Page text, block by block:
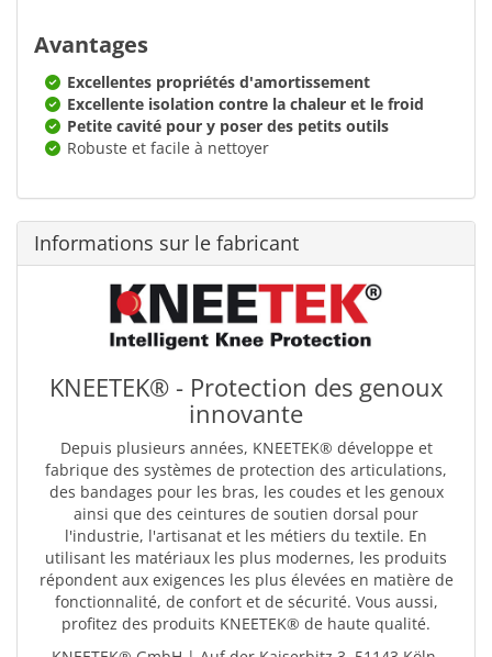
Avantages
Excellentes propriétés d'amortissement
Excellente isolation contre la chaleur et le froid
Petite cavité pour y poser des petits outils
Robuste et facile à nettoyer
Informations sur le fabricant
KNEETEK® - Protection des genoux
innovante
Depuis plusieurs années, KNEETEK® développe et
fabrique des systèmes de protection des articulations,
des bandages pour les bras, les coudes et les genoux
ainsi que des ceintures de soutien dorsal pour
l'industrie, l'artisanat et les métiers du textile. En
utilisant les matériaux les plus modernes, les produits
répondent aux exigences les plus élevées en matière de
fonctionnalité, de confort et de sécurité. Vous aussi,
profitez des produits KNEETEK® de haute qualité.